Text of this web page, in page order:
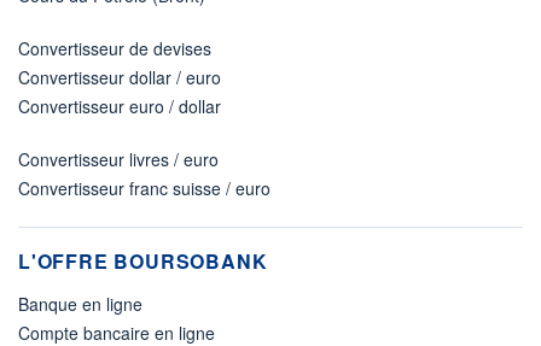
Convertisseur de devises
Convertisseur dollar / euro
Convertisseur euro / dollar
Convertisseur livres / euro
Convertisseur franc suisse / euro
L'OFFRE BOURSOBANK
Banque en ligne
Compte bancaire en ligne